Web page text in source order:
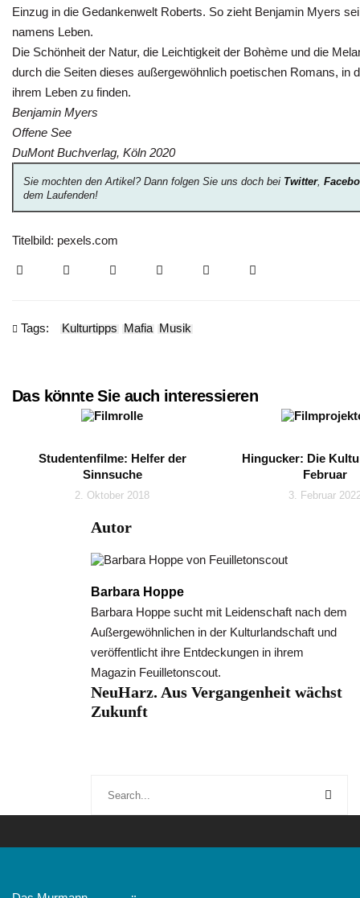
Einzug in die Gedankenwelt Roberts. So zieht Benjamin Myers
namens Leben.
Die Schönheit der Natur, die Leichtigkeit der Bohème und die
durch die Seiten dieses außergewöhnlich poetischen Romans, in
ihrem Leben zu finden.
Benjamin Myers
Offene See
DuMont Buchverlag, Köln 2020
Sie mochten den Artikel? Dann folgen Sie uns doch bei Twitter,
dem Laufenden!
Titelbild: pexels.com
Tags: Kulturtipps Mafia Musik
Das könnte Sie auch interessieren
Studentenfilme: Helfer der
Sinnsuche
2. Oktober 2018
Hingucker: Die
Februar
3. Februar
Autor
Barbara Hoppe
Barbara Hoppe sucht mit Leidenschaft nach dem
Außergewöhnlichen in der Kulturlandschaft und
veröffentlicht ihre Entdeckungen in ihrem
Magazin Feuilletonscout.
NeuHarz. Aus Vergangenheit wächst
Zukunft